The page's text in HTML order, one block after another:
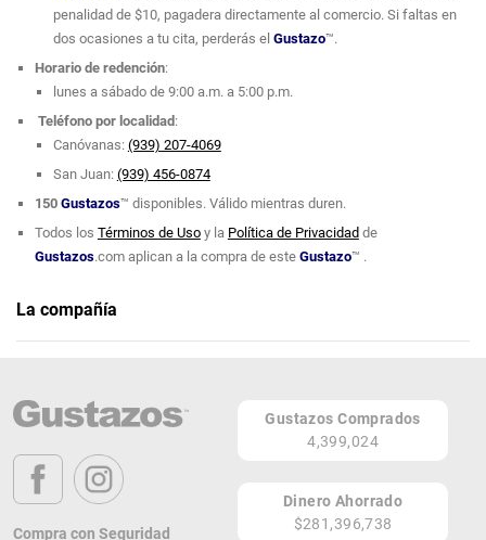
penalidad de $10, pagadera directamente al comercio. Si faltas en
dos ocasiones a tu cita, perderás el Gustazo™.
Horario de redención:
lunes a sábado de 9:00 a.m. a 5:00 p.m.
Teléfono por localidad:
Canóvanas: (939) 207-4069
San Juan: (939) 456-0874
150 Gustazos™ disponibles. Válido mientras duren.
Todos los Términos de Usoy la Política de Privacidadde
Gustazos.com aplican a la compra de este Gustazo™ .
La compañía
PR
¡Ver todos en el Mapa!
Compra con Seguridad
Gustazos Comprados
4,399,024
Dinero Ahorrado
$281,396,738